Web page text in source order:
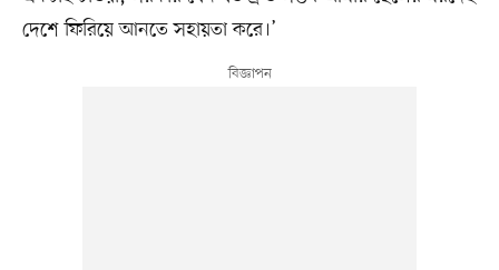
দেশে ফিরিয়ে আনতে সহায়তা করে।’